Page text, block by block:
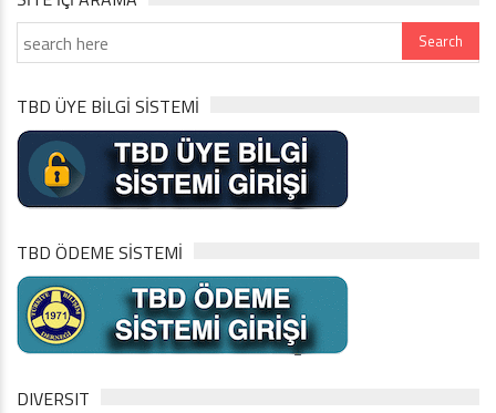
TBD ÜYE BİLGİ SİSTEMİ
TBD ÖDEME SİSTEMİ
DIVERSIT